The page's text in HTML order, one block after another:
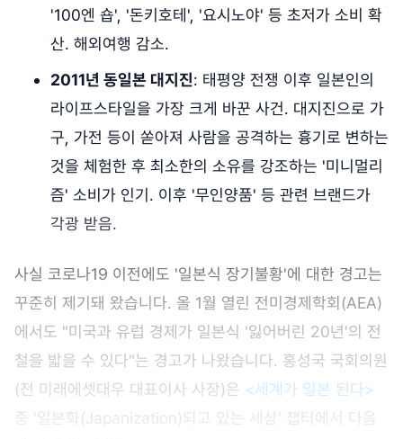
'100엔 숍', '돈키호테', '요시노야' 등 초저가 소비 확
산. 해외여행 감소.
2011년 동일본 대지진: 태평양 전쟁 이후 일본인의
라이프스타일을 가장 크게 바꾼 사건. 대지진으로 가
구, 가전 등이 쏟아져 사람을 공격하는 흉기로 변하는
것을 체험한 후 최소한의 소유를 강조하는 '미니멀리
즘' 소비가 인기. 이후 '무인양품' 등 관련 브랜드가
각광 받음.
사실 코로나19 이전에도 '일본식 장기불황'에 대한 경고는
꾸준히 제기돼 왔습니다. 올 1월 열린 전미경제학회(AEA)
에서도 "미국과 유럽 경제가 일본식 '잃어버린 20년'의 전
철을 밟을 수 있다"는 경고가 나왔습니다. 홍성국 국회의원
(전 미래에셋대우 대표이사 사장)은 <세계가 일본 된다>
중 '일본화(Japanization)되고 있는 세상' 챕터에서 다음